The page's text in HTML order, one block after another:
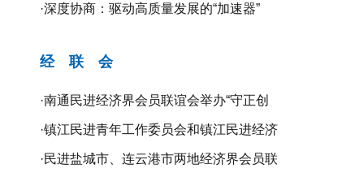
·深度协商：驱动高质量发展的“加速器”
经 联 会
·南通民进经济界会员联谊会举办“守正创
新、携手同行”二届二次全体理事会议
·镇江民进青年工作委员会和镇江民进经济
界会员联谊会联合举办“庆祝新中国成立75
·民进盐城市、连云港市两地经济界会员联